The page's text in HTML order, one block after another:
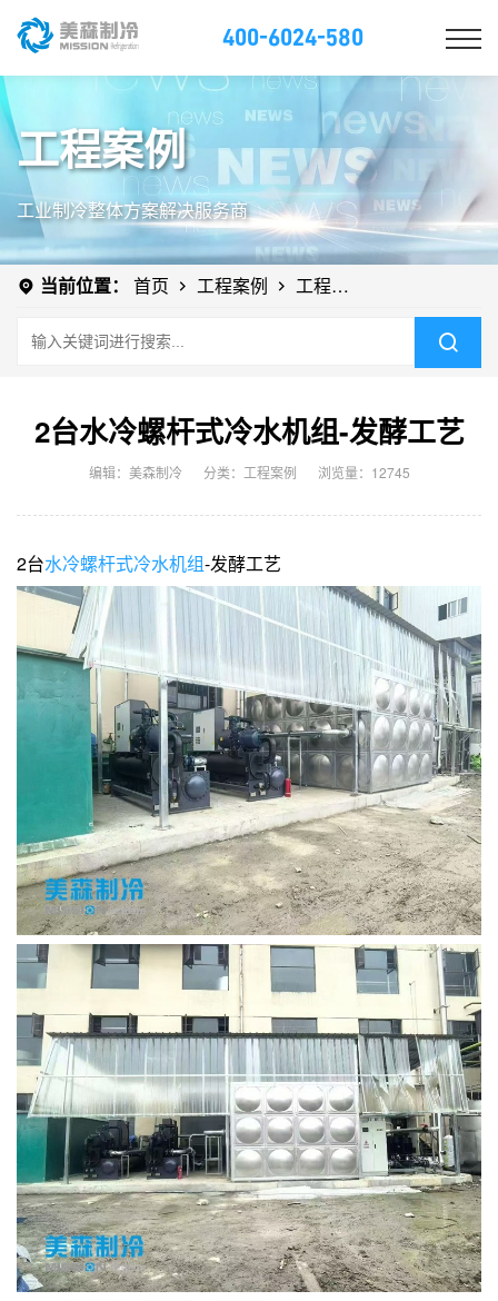
400-6024-580
工程案例
工业制冷整体方案解决服务商
当前位置： 首页 工程案例
工程案
2台水冷螺杆式冷水机组-发酵工艺
编辑：美森制冷 分类： 工程案例 浏览量：12745
2台水冷螺杆式冷水机组-发酵工艺